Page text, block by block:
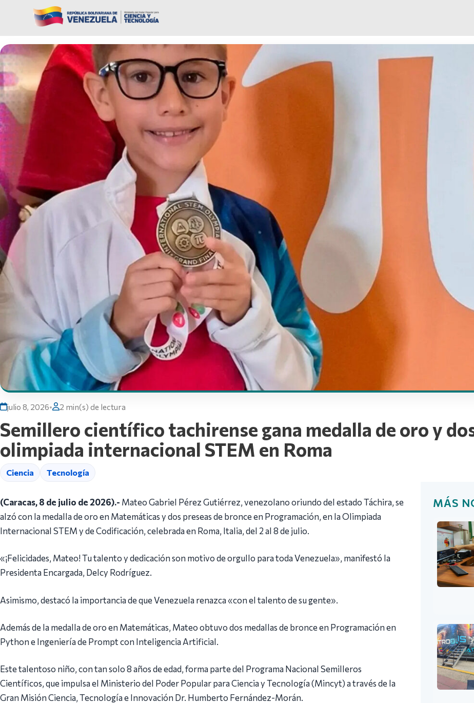
julio 8, 2026• 2 min(s) de lectura
Semillero científico tachirense gana medalla de oro y
olimpiada internacional STEM en Roma
Ciencia Tecnología
(Caracas, 8 de julio de 2026).- Mateo Gabriel Pérez Gutiérrez, venezolano oriundo del estado Táchira, se
alzó con la medalla de oro en Matemáticas y dos preseas de bronce en Programación, en la Olimpiada
Internacional STEM y de Codificación, celebrada en Roma, Italia, del 2 al 8 de julio.
«¡Felicidades, Mateo! Tu talento y dedicación son motivo de orgullo para toda Venezuela», manifestó la
Presidenta Encargada, Delcy Rodríguez.
Asimismo, destacó la importancia de que Venezuela renazca «con el talento de su gente».
Además de la medalla de oro en Matemáticas, Mateo obtuvo dos medallas de bronce en Programación en
Python e Ingeniería de Prompt con Inteligencia Artificial.
Este talentoso niño, con tan solo 8 años de edad, forma parte del Programa Nacional Semilleros
Científicos, que impulsa el Ministerio del Poder Popular para Ciencia y Tecnología (Mincyt) a través de la
Gran Misión Ciencia, Tecnología e Innovación Dr. Humberto Fernández-Morán.
MÁS